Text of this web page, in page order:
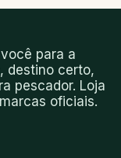
para a
destino certo,
pescador. Loja
oficiais.